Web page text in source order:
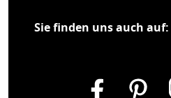
Sie finden uns auch auf: